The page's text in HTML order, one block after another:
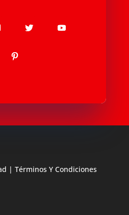
|Términos Y Condiciones